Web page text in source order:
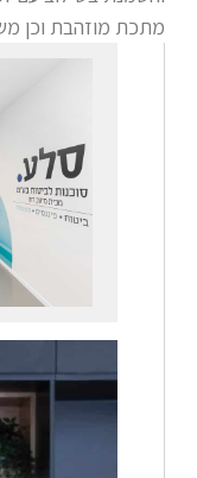
מתכת מוזהבת וכן